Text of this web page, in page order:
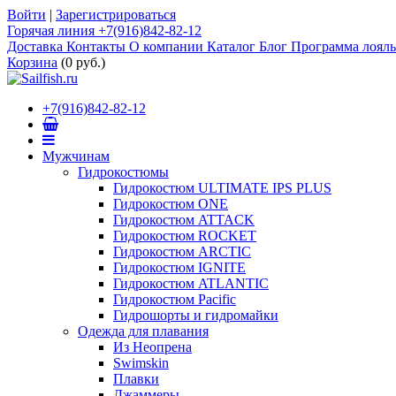
Войти | Зарегистрироваться
Горячая линия +7(916)842-82-12
Доставка Контакты О компании Каталог Блог Программа
Корзина (0 руб.)
+7(916)842-82-12
Мужчинам
Гидрокостюмы
Гидрокостюм ULTIMATE IPS PLUS
Гидрокостюм ONE
Гидрокостюм ATTACK
Гидрокостюм ROCKET
Гидрокостюм ARCTIC
Гидрокостюм IGNITE
Гидрокостюм ATLANTIC
Гидрокостюм Pacific
Гидрошорты и гидромайки
Одежда для плавания
Из Неопрена
Swimskin
Плавки